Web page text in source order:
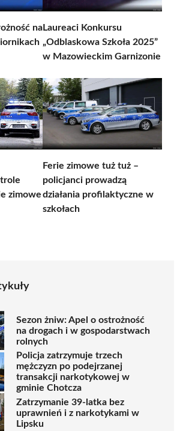
naLaureaci Konkursu
„Odblaskowa Szkoła 2025”
w Mazowieckim Garnizonie
zimowe
Ferie zimowe tuż tuż –
policjanci prowadzą
działania profilaktyczne w
szkołach
Sezon żniw: Apel o ostrożność
na drogach i w gospodarstwach
rolnych
Policja zatrzymuje trzech
mężczyzn po podejrzanej
transakcji narkotykowej w
gminie Chotcza
Zatrzymanie 39-latka bez
uprawnień i z narkotykami w
Lipsku